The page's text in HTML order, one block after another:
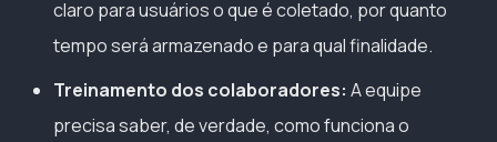
claro para usuários o que é coletado, por quanto
tempo será armazenado e para qual finalidade.
Treinamento dos colaboradores: A equipe
precisa saber, de verdade, como funciona o